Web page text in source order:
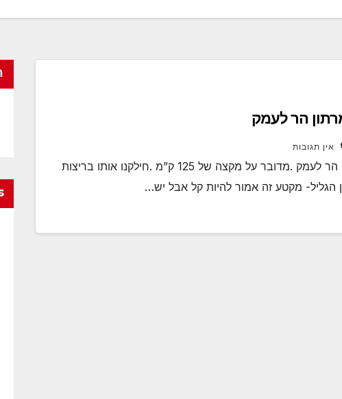
הר לעמק
אין תגובות
היום סיימתי את ריצות ההכנה לאולטרה הר לעמק .מדובר על מקצה של 125 ק”מ .חילקנו אותו בריצות
הגליל- מקטע זה אמור להיות קל אבל יש…